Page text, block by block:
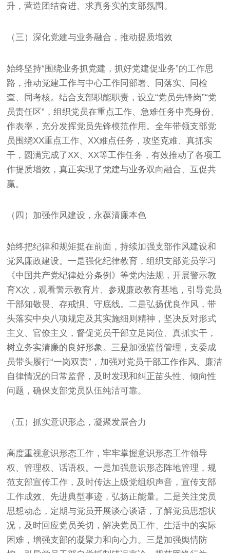
升，营造团结奋进、求真务实的支部氛围。
（三）深化党建与业务融合，推动提质增效
始终坚持“围绕业务抓党建，抓好党建促业务”的工作思
路，推动党建工作与中心工作同部署、同落实、同检
查、同考核。结合支部职能职责，设立“党员先锋岗”“党
员责任区”，组织党员在重点工作、急难任务中亮身份、
作表率，充分发挥党员先锋模范作用。全年带领支部党
员围绕XX重点工作、XX难点任务，攻坚克难、真抓实
干，圆满完成了XX、XX等工作任务，有效推动了各项工
作提质增效，真正实现了党建与业务双向融合、互促共
赢。
（四）加强作风建设，永葆清廉本色
始终把纪律和规矩挺在前面，持续加强支部作风建设和
党风廉政建设。一是强化纪律教育，组织支部党员学习
《中国共产党纪律处分条例》等党内法规，开展警示教
育X次，观看警示教育片、参观廉政教育基地，引导党员
干部知敬畏、存戒惧、守底线。二是弘扬优良作风，带
头落实中央八项规定及其实施细则精神，坚决反对形式
主义、官僚主义，督促党员干部立足岗位、真抓实干，
树立务实清廉的良好形象。三是加强监督管理，支委成
员带头履行“一岗双责”，加强对党员干部工作作风、廉洁
自律情况的日常监督，及时发现和纠正苗头性、倾向性
问题，确保支部党员队伍纯洁可靠。
（五）抓实意识形态，凝聚发展合力
高度重视意识形态工作，牢牢掌握意识形态工作领导
权、管理权、话语权。一是加强意识形态阵地管理，规
范支部宣传工作，及时传达上级党组织声音，宣传支部
工作成效、先进典型事迹，弘扬正能量。二是关注党员
思想动态，定期与党员开展谈心谈话，了解党员思想状
况，及时回应党员关切，解决党员工作、生活中的实际
困难，增强支部的凝聚力和向心力。三是加强舆情防